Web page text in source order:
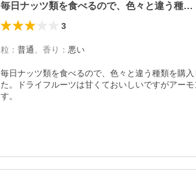
毎日ナッツ類を食べるので、色々と違う種…
3
粒 ： 普通 香り ： 悪い
毎日ナッツ類を食べるので、色々と違う種類を購
た。ドライフルーツは甘くておいしいですがアー
す。